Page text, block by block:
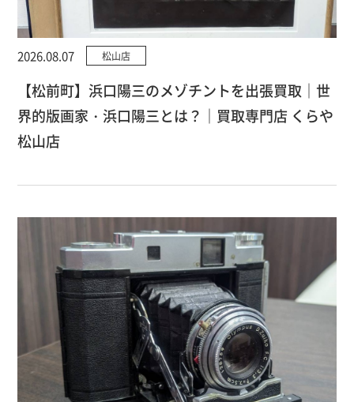
2026.08.07 松山店
【松前町】浜口陽三のメゾチントを出張買取｜世
界的版画家・浜口陽三とは？｜買取専門店 くらや
松山店